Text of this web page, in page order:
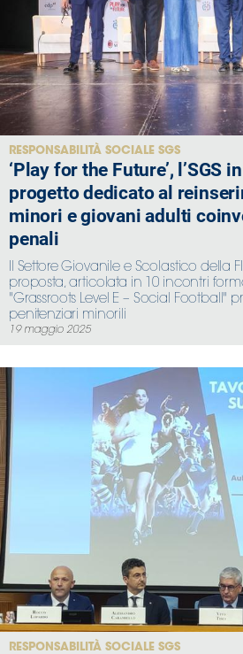
Area
Media
Contatti
Assicurazione
Social media
RESPONSABILITÀ SOCIALE SGS
‘Play for the Future’, l’SGS
progetto dedicato al
minori e giovani adulti
penali
Il Settore Giovanile e Scolastico della
proposta, articolata in 10 incontri
"Grassroots Level E – Social Football"
penitenziari minorili
19 maggio 2025
RESPONSABILITÀ SOCIALE SGS